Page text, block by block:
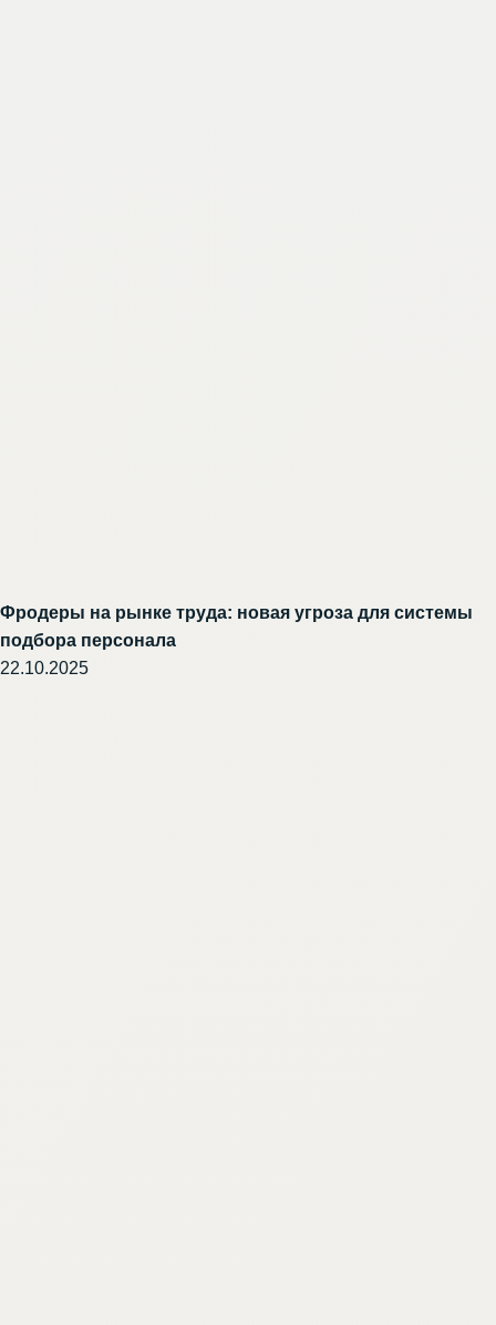
Фродеры на рынке труда: новая угроза для системы
подбора персонала
22.10.2025